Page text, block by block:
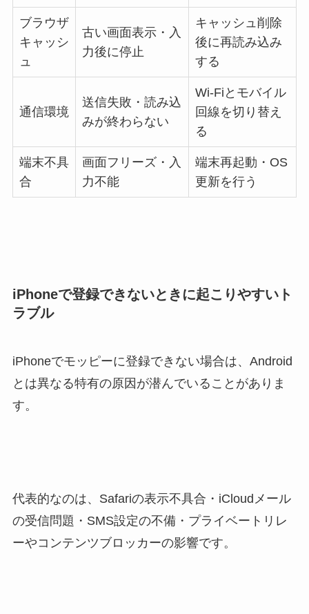
ブラウザ
キャッシ
ュ
古い画面表示・入
力後に停止
キャッシュ削除
後に再読み込み
する
通信環境
送信失敗・読み込
みが終わらない
Wi-Fiとモバイル
回線を切り替え
る
端末不具
合
画面フリーズ・入
力不能
端末再起動・OS
更新を行う
iPhoneで登録できないときに起こりやすいト
ラブル
iPhoneでモッピーに登録できない場合は、Android
とは異なる特有の原因が潜んでいることがありま
す。
代表的なのは、Safariの表示不具合・iCloudメール
の受信問題・SMS設定の不備・プライベートリレ
ーやコンテンツブロッカーの影響です。